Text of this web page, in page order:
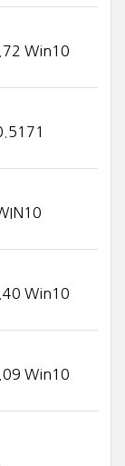
Win10
Win10
Win10